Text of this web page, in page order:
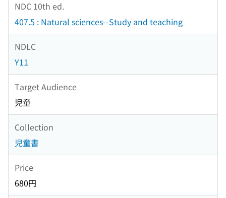
NDC 10th ed.
407.5 : Natural sciences--Study and teaching
NDLC
Y11
Target Audience
児童
Collection
児童書
Price
680円